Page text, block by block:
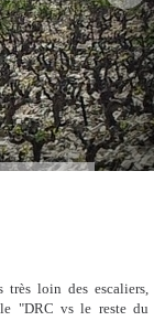
très loin des escaliers,
"DRC vs le reste du